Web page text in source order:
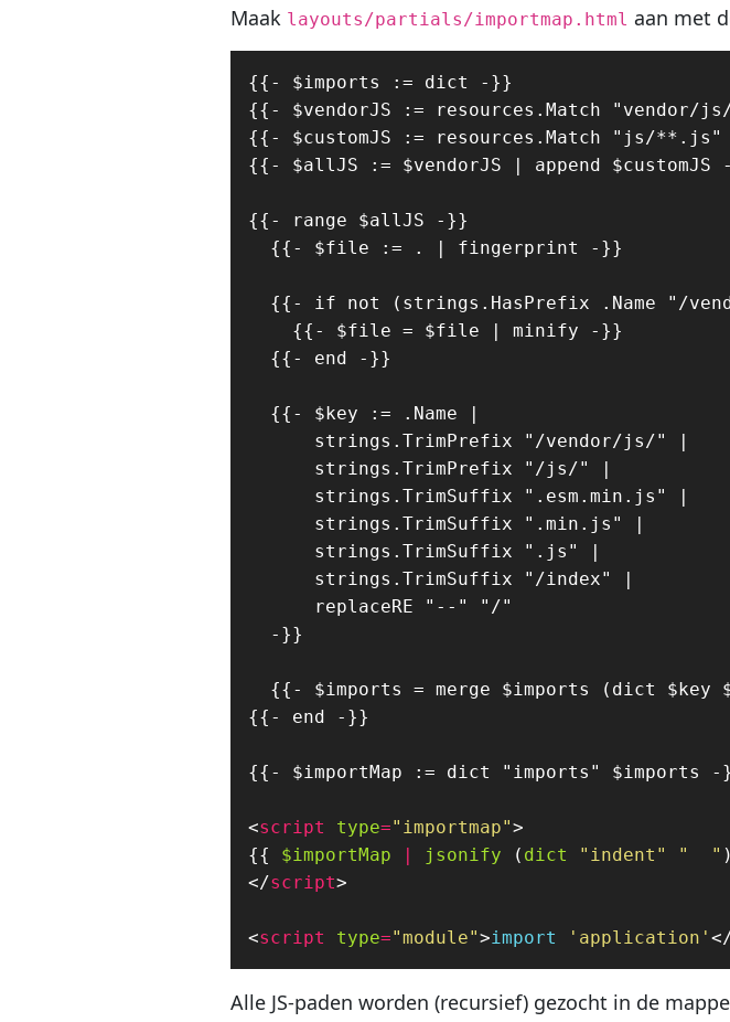
Maak layouts/partials/importmap.html aan met
<script type="importmap">
{{
$importMap jsonify ( dict "indent" "  " )
</script>
<script type="module">import 'application'
Alle JS-paden worden (recursief) gezocht in de